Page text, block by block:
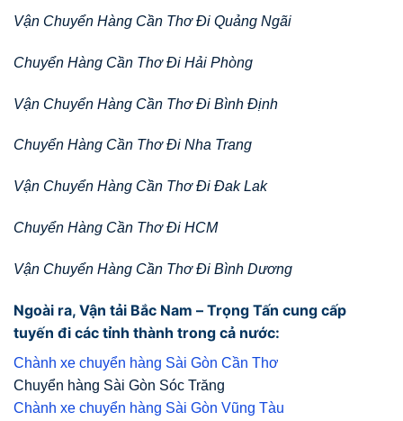
Vận Chuyển Hàng Cần Thơ Đi Quảng Ngãi
Chuyển Hàng Cần Thơ Đi Hải Phòng
Vận Chuyển Hàng Cần Thơ Đi Bình Định
Chuyển Hàng Cần Thơ Đi Nha Trang
Vận Chuyển Hàng Cần Thơ Đi Đak Lak
Chuyển Hàng Cần Thơ Đi HCM
Vận Chuyển Hàng Cần Thơ Đi Bình Dương
Ngoài ra, Vận tải Bắc Nam – Trọng Tấn cung cấp
tuyến đi các tỉnh thành trong cả nước:
Chành xe chuyển hàng Sài Gòn Cần Thơ
Chuyển hàng Sài Gòn Sóc Trăng
Chành xe chuyển hàng Sài Gòn Vũng Tàu